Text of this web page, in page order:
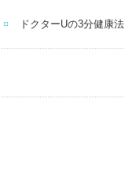
ドクターUの3分健康法